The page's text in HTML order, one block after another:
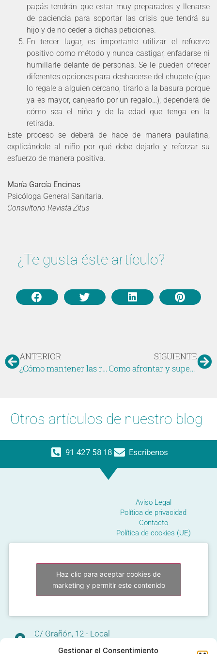
Gestionar el Consentimiento
papás tendrán que estar muy preparados y llenarse
de paciencia para soportar las crisis que tendrá su
hijo y de no ceder a dichas peticiones.
En tercer lugar, es importante utilizar el refuerzo
positivo como método y nunca castigar, enfadarse ni
humillarle delante de personas. Se le pueden ofrecer
diferentes opciones para deshacerse del chupete (que
lo regale a alguien cercano, tirarlo a la basura porque
ya es mayor, canjearlo por un regalo…); dependerá de
cómo sea el niño y de la edad que tenga en la
retirada.
Este proceso se deberá de hace de manera paulatina,
explicándole al niño por qué debe dejarlo y reforzar su
esfuerzo de manera positiva.
María García Encinas
Psicóloga General Sanitaria.
Consultorio Revista Zitus
¿Te gusta éste artículo?
ANTERIOR
¿Cómo mantener las rutinas en verano con los niños?
SIGUIENTE
Como afrontar y superar una separación
Otros artículos de nuestro blog
91 427 58 18 Escríbenos
Aviso Legal
Política de privacidad
Contacto
Política de cookies (UE)
Haz clic para aceptar cookies de
marketing y permitir este contenido
C/ Grañón, 12 - Local
28050 Las Tablas - Madrid